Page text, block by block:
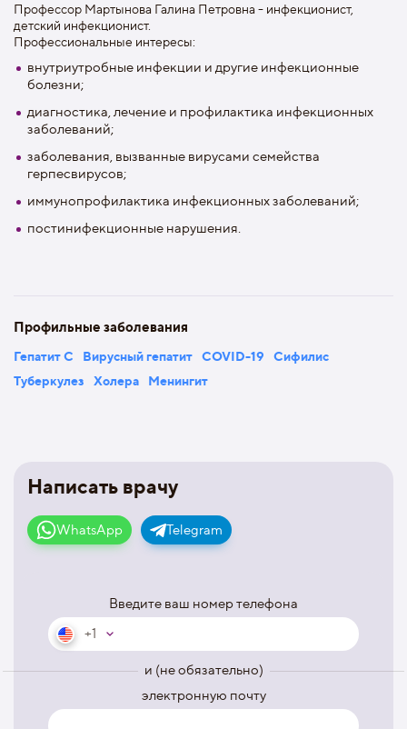
Написать врачу
WhatsApp Telegram
Введите ваш номер телефона
+1
и (не обязательно)
электронную почту
Профессор Мартынова Галина Петровна - инфекционист,
детский инфекционист.
Профессиональные интересы:
внутриутробные инфекции и другие инфекционные
болезни;
диагностика, лечение и профилактика инфекционных
заболеваний;
заболевания, вызванные вирусами семейства
герпесвирусов;
иммунопрофилактика инфекционных заболеваний;
постинифекционные нарушения.
Профильные заболевания
Гепатит С Вирусный гепатит COVID-19
Сифилис
Туберкулез
Холера Менингит